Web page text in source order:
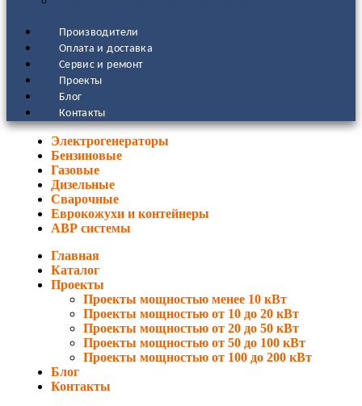
Производители
Оплата и доставка
Сервис и ремонт
Проекты
Блог
Контакты
Электрогенераторы
Бензиновые
Газовые
Дизельные
Сварочные
Еврокожухи и контейнеры
АВР системы
Главная
Каталог
Проекты
Проекты мощностью менее 10 кВт
Проекты мощностью от 10 до 20 кВт
Проекты мощностью от 20 до 50 кВт
Проекты мощностью от 50 до 100 кВт
Проекты мощностью от 100 до 200 кВт
Блог
Контакты